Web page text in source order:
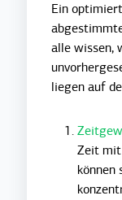
Ein
alle wissen,
liegen auf
Zeit mit
können